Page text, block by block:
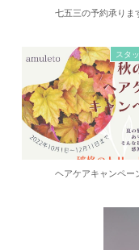
七五三の予約承りま
スタ
ヘアケアキャンペー